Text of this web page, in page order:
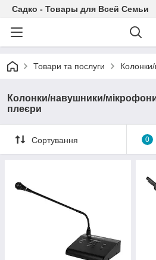
Садко - Товары для Всей Семьи
Товари та послуги
Колонки/навушники/
плеєри
Сортування 0